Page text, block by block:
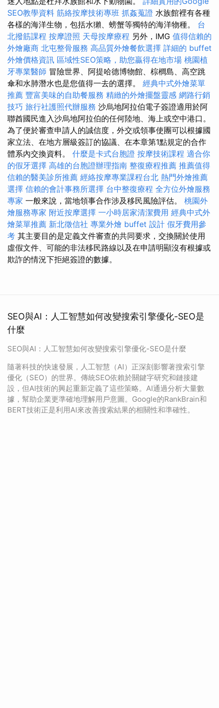
SEO教學資料 筋絡按摩技術專班 抓姦蒐證 水族館裡有各種
各樣的海洋生物，包括水獺、螃蟹等獨特的海洋物種。 台
北撥筋課程 按摩證照 天母按摩療程 另外，IMG 值得信賴的
外燴廠商 北屯整骨服務 高品質外燴餐飲選擇 詳細的 buffet
外燴價格資訊 區域性SEO策略，助您贏得在地市場 桃園植
牙專業醫師 冒險世界、阿提哈德博物館、棕櫚島、高空跳
傘和水肺潛水也是您值得一去的選擇。 經典中式外燴菜單
推薦 豐富美味的自助餐服務 精緻的外燴擺盤靈感 網路行銷
技巧 旅行社護照代辦服務 沙烏地阿拉伯電子簽證適用於阿
聯酋國民進入沙烏地阿拉伯的任何陸地、海上或空中港口。
為了便於審查申請人的誠信度，外交或領事使團可以根據國
家立法、在地方層級簽訂的協議、在本章第1點規定的合作
體系內交換資料。 什麼是卡式台胞證 按摩技術課程 適合你
的假牙選擇 高雄的台胞證辦理指南 整復療程推薦 推薦值得
信賴的醫美診所推薦 經絡按摩專業課程台北 熱門外燴推薦
選擇 信賴的會計事務所選擇 台中整復療程 全方位外燴服務
專家 一般來說，當地領事合作涉及移民風險評估。 桃園外
燴服務專家 附近按摩選擇 一小時居家清潔費用 經典中式外
燴菜單推薦 新北徵信社 專業外燴 buffet 設計 假牙費用參
考 其主要目的是定義文件審查的共同要求，交換關於使用
虛假文件、可能的非法移民路線以及在申請明顯沒有根據或
欺詐的情況下拒絕簽證的數據。
SEO與AI：人工智慧如何改變搜索引擎優化-SEO是
什麼
SEO與AI：人工智慧如何改變搜索引擎優化-SEO是什麼
隨著科技的快速發展，人工智慧（AI）正深刻影響著搜索引擎
優化（SEO）的世界。傳統SEO依賴於關鍵字研究和鏈接建
設，但AI技術的興起重新定義了這些策略。AI通過分析大量數
據，幫助企業更準確地理解用戶意圖。Google的RankBrain和
BERT技術正是利用AI來改善搜索結果的相關性和準確性。